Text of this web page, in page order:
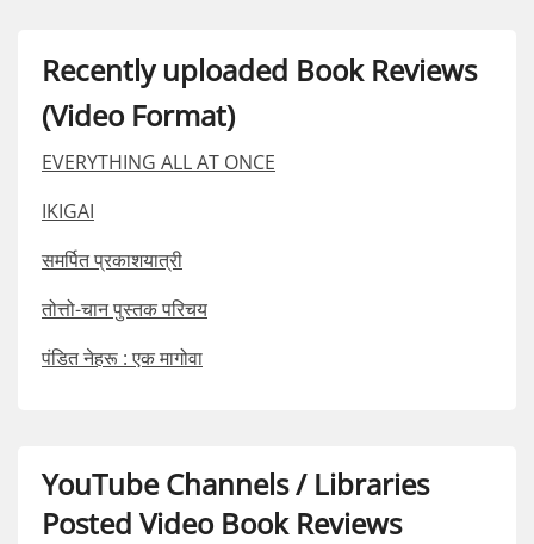
Recently uploaded Book Reviews
(Video Format)
EVERYTHING ALL AT ONCE
IKIGAI
समर्पित प्रकाशयात्री
तोत्तो-चान पुस्तक परिचय
पंडित नेहरू : एक मागोवा
YouTube Channels / Libraries
Posted Video Book Reviews